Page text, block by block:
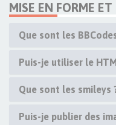
MISE EN FORME
Que sont les
Puis-je utiliser le
Que sont les smileys
Puis-je publier des